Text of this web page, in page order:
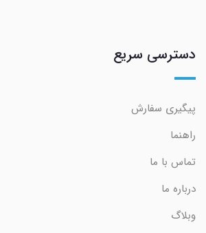
دسترسی سریع
پیگیری سفارش
راهنما
تماس با ما
درباره ما
وبلاگ